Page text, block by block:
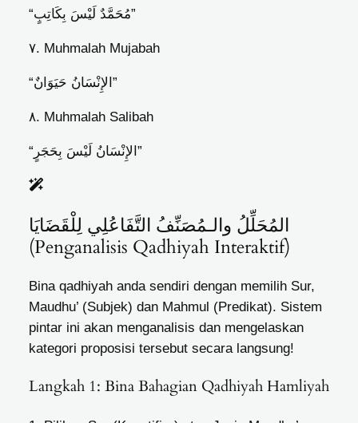
“مُحَمَّدٌ لَيْسَ بِكَاتِبٍ”
٧. Muhmalah Mujabah
“الإِنْسَانُ حَيَوَانٌ”
٨. Muhmalah Salibah
“الإِنْسَانُ لَيْسَ بِحَجَرٍ”
المُحَلِّلُ والـمُصَنِّفُ التَّفَاعُلِي لِلْقَضَايَا
(Penganalisis Qadhiyah Interaktif)
Bina qadhiyah anda sendiri dengan memilih Sur,
Maudhu’ (Subjek) dan Mahmul (Predikat). Sistem
pintar ini akan menganalisis dan mengelaskan
kategori proposisi tersebut secara langsung!
Langkah 1: Bina Bahagian Qadhiyah Hamliyah